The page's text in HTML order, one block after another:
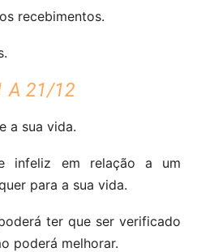
recebimentos.
A 21/12
a sua vida.
infeliz em relação a um
para a sua vida.
ter que ser verificado
poderá melhorar.